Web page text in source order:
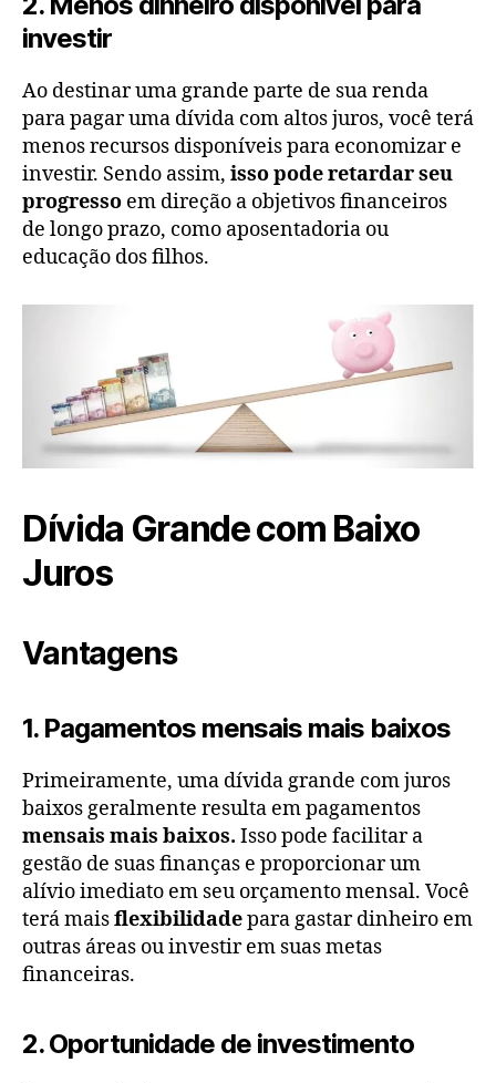
investir
Ao destinar uma grande parte de sua renda
para pagar uma dívida com altos juros, você terá
menos recursos disponíveis para economizar e
investir. Sendo assim, isso pode retardar seu
progresso em direção a objetivos financeiros
de longo prazo, como aposentadoria ou
educação dos filhos.
Dívida Grande com Baixo
Juros
Vantagens
1. Pagamentos mensais mais baixos
Primeiramente, uma dívida grande com juros
baixos geralmente resulta em pagamentos
mensais mais baixos. Isso pode facilitar a
gestão de suas finanças e proporcionar um
alívio imediato em seu orçamento mensal. Você
terá maisflexibilidadepara gastar dinheiro em
outras áreas ou investir em suas metas
financeiras.
2. Oportunidade de investimento